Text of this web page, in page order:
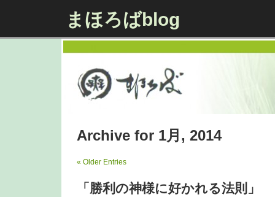
まほろばblog
Archive for 1月, 2014
« Older Entries
「勝利の神様に好かれる法則」